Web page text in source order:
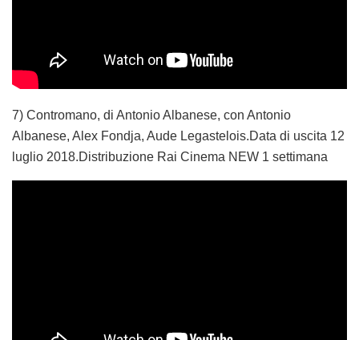
7) Contromano, di Antonio Albanese, con Antonio
Albanese, Alex Fondja, Aude Legastelois.Data di uscita 12
luglio 2018.Distribuzione Rai Cinema NEW 1 settimana